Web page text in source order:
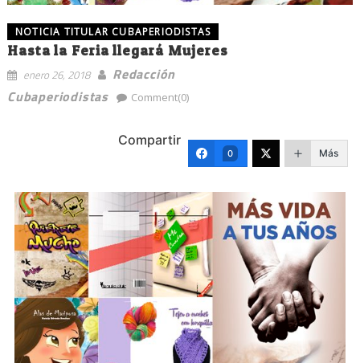
NOTICIA TITULAR CUBAPERIODISTAS
Hasta la Feria llegará Mujeres
enero 26, 2018
Redacción
Cubaperiodistas
Comment(0)
Compartir
0 Más